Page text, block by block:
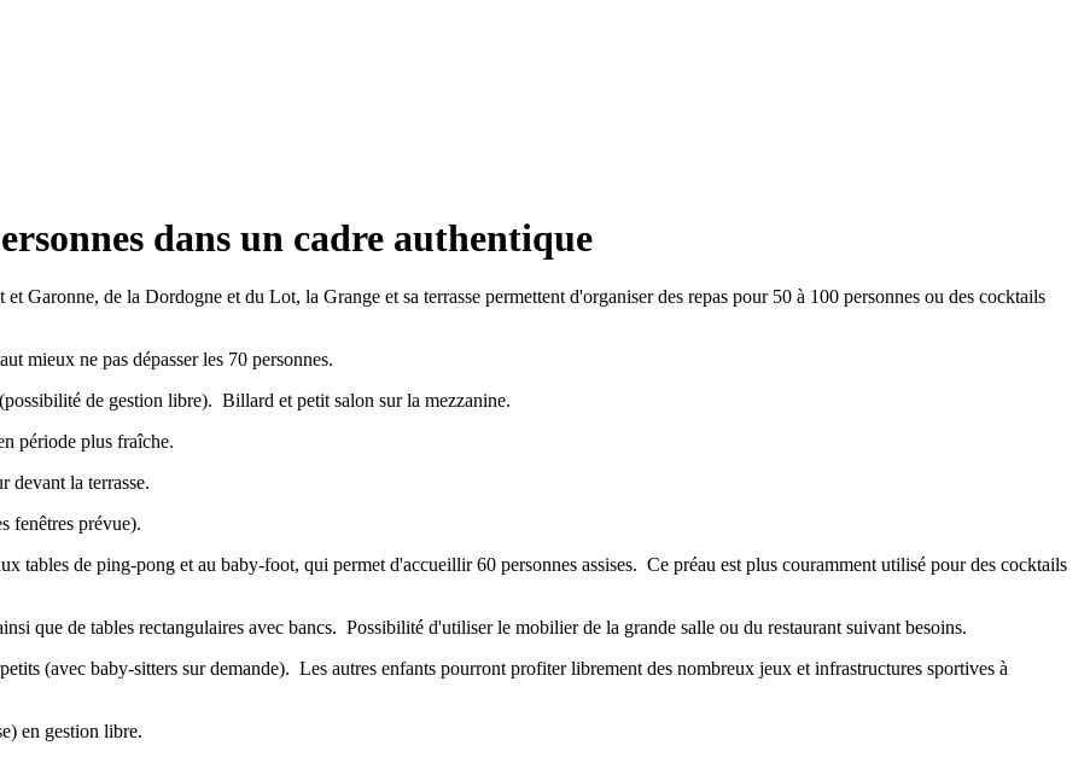
dans un cadre authentique
Garonne, de la Dordogne et du Lot, la Grange et sa terrasse permettent d'organiser des repas pour 50 à 100 personnes ou des cocktails
mieux ne pas dépasser les 70 personnes.
de gestion libre). Billard et petit salon sur la mezzanine.
période plus fraîche.
devant la terrasse.
fenêtres prévue).
tables de ping-pong et au baby-foot, qui permet d'accueillir 60 personnes assises. Ce préau est plus couramment utilisé pour des cocktails
que de tables rectangulaires avec bancs. Possibilité d'utiliser le mobilier de la grande salle ou du restaurant suivant besoins.
(avec baby-sitters sur demande). Les autres enfants pourront profiter librement des nombreux jeux et infrastructures sportives à
en gestion libre.